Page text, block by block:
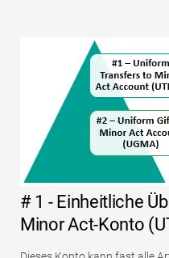
# 1 - Einheitliche
Minor Act-Konto